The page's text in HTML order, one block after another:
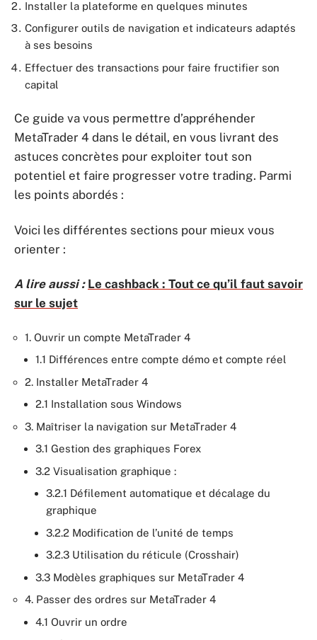
Installer la plateforme en quelques minutes
Configurer outils de navigation et indicateurs adaptés
à ses besoins
Effectuer des transactions pour faire fructifier son
capital
Ce guide va vous permettre d’appréhender
MetaTrader 4 dans le détail, en vous livrant des
astuces concrètes pour exploiter tout son
potentiel et faire progresser votre trading. Parmi
les points abordés :
Voici les différentes sections pour mieux vous
orienter :
A lire aussi : Le cashback : Tout ce qu’il faut savoir
sur le sujet
1. Ouvrir un compte MetaTrader 4
1.1 Différences entre compte démo et compte réel
2. Installer MetaTrader 4
2.1 Installation sous Windows
3. Maîtriser la navigation sur MetaTrader 4
3.1 Gestion des graphiques Forex
3.2 Visualisation graphique :
3.2.1 Défilement automatique et décalage du
graphique
3.2.2 Modification de l’unité de temps
3.2.3 Utilisation du réticule (Crosshair)
3.3 Modèles graphiques sur MetaTrader 4
4. Passer des ordres sur MetaTrader 4
4.1 Ouvrir un ordre